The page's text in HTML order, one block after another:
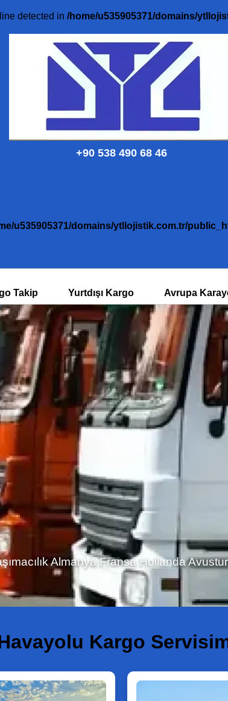
detected in /home/u535905371/domains/
+90 538 490 68 46
u535905371/domains/ytllojistik.com.tr/
Takip Yurtdışı Kargo Avrupa
Avustralya İngiltere Kuveyt Katar Dubai
Kargo